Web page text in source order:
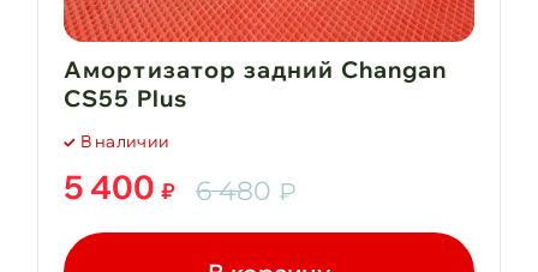
Амортизатор задний Changan
CS55 Plus
В наличии
6 480 ₽
цена
5 400 ₽
цена: